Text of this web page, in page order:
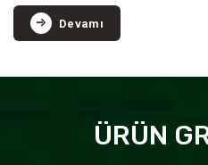
Devamı
ÜRÜN